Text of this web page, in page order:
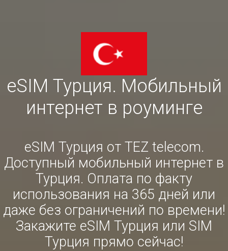
eSIM Турция. Мобильный
интернет в роуминге
eSIM Турция от TEZ telecom.
Доступный мобильный интернет в
Турция. Оплата по факту
использования на 365 дней или
даже без ограничений по времени!
Закажите eSIM Турция или SIM
Турция прямо сейчас!